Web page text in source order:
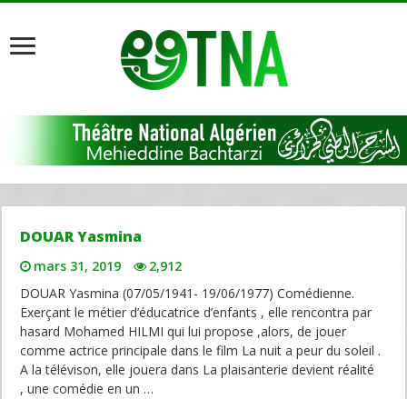
DOUAR Yasmina
mars 31, 2019
2,912
DOUAR Yasmina (07/05/1941- 19/06/1977) Comédienne.
Exerçant le métier d’éducatrice d’enfants , elle rencontra par
hasard Mohamed HILMI qui lui propose ,alors, de jouer
comme actrice principale dans le film La nuit a peur du soleil .
A la télévison, elle jouera dans La plaisanterie devient réalité
, une comédie en un …